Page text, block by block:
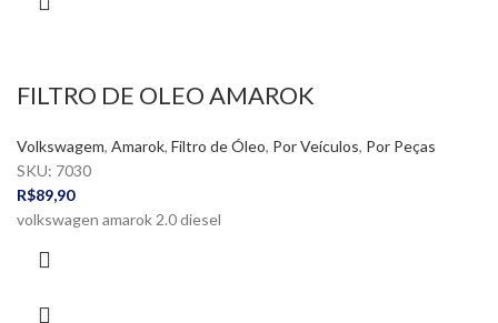
FILTRO DE OLEO AMAROK
Volkswagem, Amarok, Filtro de Óleo, Por Veículos, Por Peças
SKU: 7030
R$89,90
volkswagen amarok 2.0 diesel